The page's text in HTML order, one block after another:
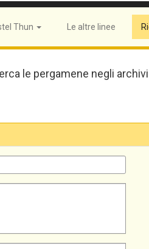
Thun Le altre linee
le pergamene negli